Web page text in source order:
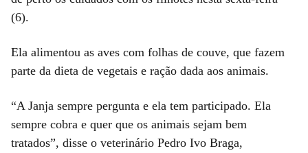
(6).
Ela alimentou as aves com folhas de couve, que fazem
parte da dieta de vegetais e ração dada aos animais.
“A Janja sempre pergunta e ela tem participado. Ela
sempre cobra e quer que os animais sejam bem
tratados”, disse o veterinário Pedro Ivo Braga,